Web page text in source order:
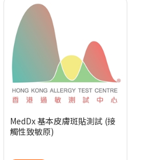
MedDx 基本皮膚斑貼測試 (接
觸性致敏原)